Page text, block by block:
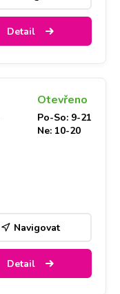
Detail
Otevřeno
Po-So: 9-21
Ne: 10-20
Navigovat
Detail